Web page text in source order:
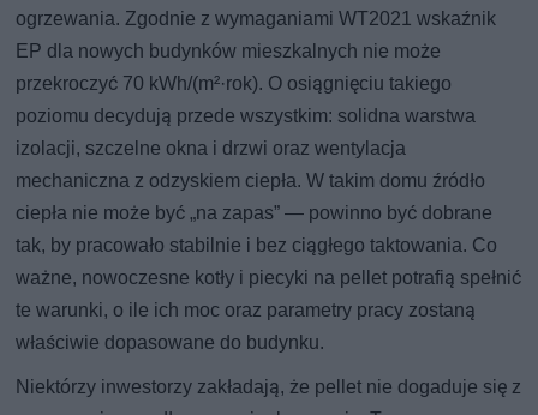
ogrzewania. Zgodnie z wymaganiami WT2021 wskaźnik
EP dla nowych budynków mieszkalnych nie może
przekroczyć 70 kWh/(m²·rok). O osiągnięciu takiego
poziomu decydują przede wszystkim: solidna warstwa
izolacji, szczelne okna i drzwi oraz wentylacja
mechaniczna z odzyskiem ciepła. W takim domu źródło
ciepła nie może być „na zapas” — powinno być dobrane
tak, by pracowało stabilnie i bez ciągłego taktowania. Co
ważne, nowoczesne kotły i piecyki na pellet potrafią spełnić
te warunki, o ile ich moc oraz parametry pracy zostaną
właściwie dopasowane do budynku.
Niektórzy inwestorzy zakładają, że pellet nie dogaduje się z